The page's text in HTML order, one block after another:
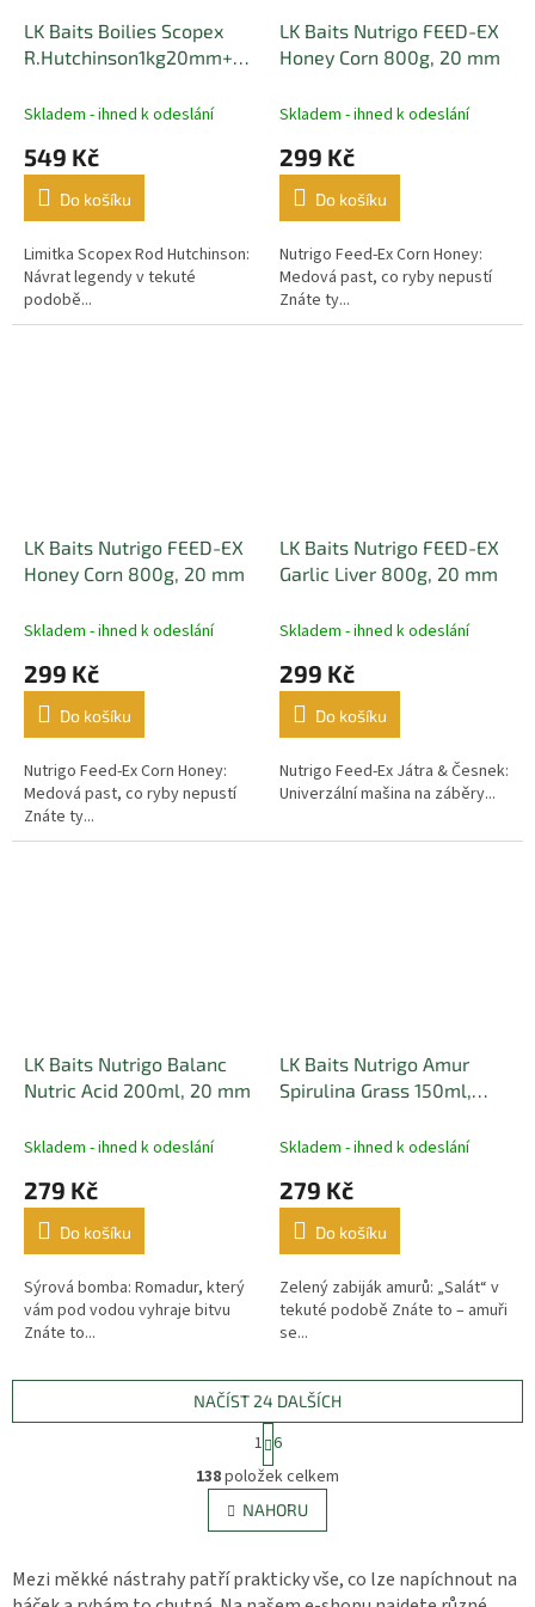
LK Baits Boilies Scopex
R.Hutchinson1kg20mm+Nutrigo
Skladem - ihned k odeslání
549 Kč
Do košíku
Limitka Scopex Rod Hutchinson:
Návrat legendy v tekuté
podobě...
LK Baits Nutrigo FEED-EX
Honey Corn 800g, 20 mm
Skladem - ihned k odeslání
299 Kč
Do košíku
Nutrigo Feed-Ex Corn Honey:
Medová past, co ryby nepustí
Znáte ty...
LK Baits Nutrigo FEED-EX
Honey Corn 800g, 20 mm
Skladem - ihned k odeslání
299 Kč
Do košíku
Nutrigo Feed-Ex Corn Honey:
Medová past, co ryby nepustí
Znáte ty...
LK Baits Nutrigo FEED-EX
Garlic Liver 800g, 20 mm
Skladem - ihned k odeslání
299 Kč
Do košíku
Nutrigo Feed-Ex Játra & Česnek:
Univerzální mašina na záběry...
LK Baits Nutrigo Balanc
Nutric Acid 200ml, 20 mm
Skladem - ihned k odeslání
279 Kč
Do košíku
Sýrová bomba: Romadur, který
vám pod vodou vyhraje bitvu
Znáte to...
LK Baits Nutrigo Amur
Spirulina Grass 150ml,
Skladem - ihned k odeslání
279 Kč
Do košíku
Zelený zabiják amurů: „Salát“ v
tekuté podobě Znáte to – amuři
se...
O
v
l
á
a
c
NAČÍST 24 DALŠÍCH
S
t
r
á
n
k
v
á
1 6
138položek celkem
NAHORU
Mezi měkké nástrahy patří prakticky vše, co lze napíchnout na